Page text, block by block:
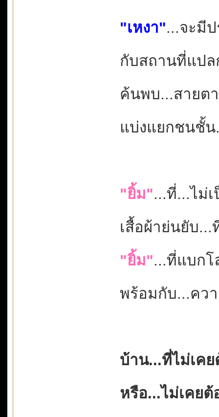
"เหงา"...จะมี
กับสถานที่แป
ค้นพบ...สายต
แบ่งแยกชนชั้น
"ยิ้ม"...ที่...ไม่
เสื้อผ้าย่นยับ...
"ยิ้ม"...ที่แบกโ
พร้อมกับ...คว
บ้าน...ที่ไม่เคย
หรือ...ไม่เคยต้